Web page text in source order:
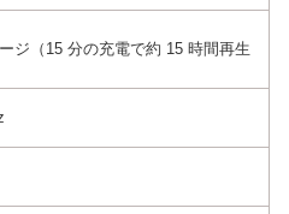
ジ（15 分の充電で約 15 時間再生